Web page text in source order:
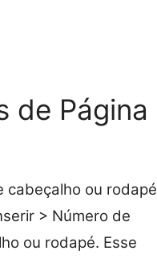
de Página
cabeçalho ou rodapé
> Número de
ou rodapé. Esse